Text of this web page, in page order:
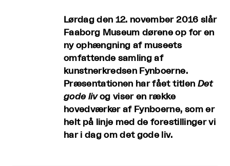
Lørdag den 12. november 2016 slår
Faaborg Museum dørene op for en
ny ophængning af museets
omfattende samling af
kunstnerkredsen Fynboerne.
Præsentationen har fået titlen Det
gode livog viser en række
hovedværker af Fynboerne, som er
helt på linje med de forestillinger vi
har i dag om det gode liv.